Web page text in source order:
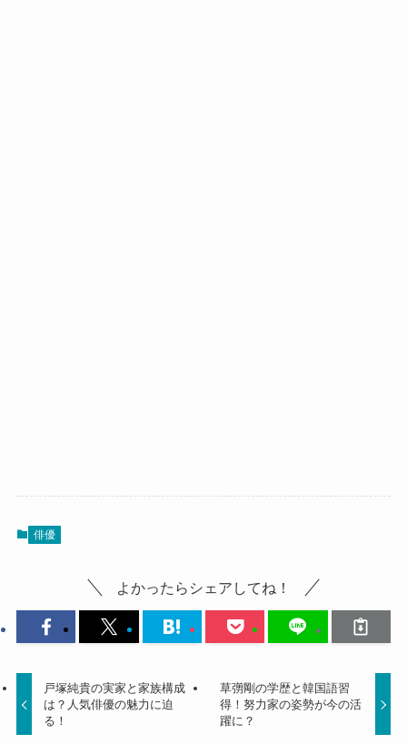
俳優
よかったらシェアしてね！
戸塚純貴の実家と家族構成
は？人気俳優の魅力に迫
る！
草彅剛の学歴と韓国語習
得！努力家の姿勢が今の活
躍に？